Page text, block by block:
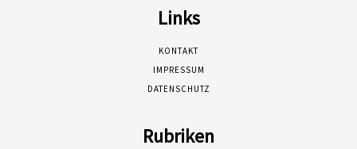
Links
KONTAKT
IMPRESSUM
DATENSCHUTZ
Rubriken